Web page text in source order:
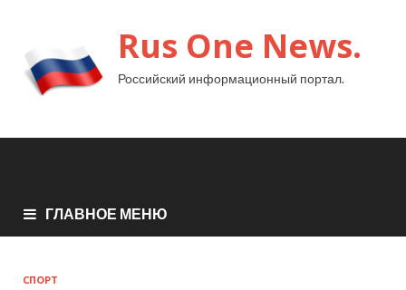
Rus One News.
Российский информационный портал.
ГЛАВНОЕ МЕНЮ
СПОРТ